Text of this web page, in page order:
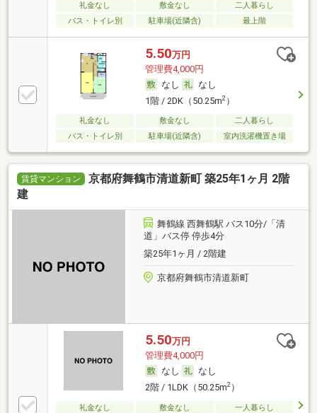
礼金なし 敷金なし
二人暮らし
バス・トイレ別
駐車場(近隣含) 最上階
5.50万円
管理費4,000円
なし
なし
1階 / 2DK（50.25m2）
礼金なし 敷金なし
二人暮らし
バス・トイレ別
駐車場(近隣含) 室内洗濯機置き場
賃貸マンション
京都府舞鶴市清道新町 築25年1ヶ月 2階
建
舞鶴線 西舞鶴駅 バス10分/「清
道」バス停 停歩4分
築25年1ヶ月 / 2階建
京都府舞鶴市清道新町
5.50万円
管理費4,000円
なし
なし
2階 / 1LDK（50.25m2）
礼金なし 敷金なし
一人暮らし